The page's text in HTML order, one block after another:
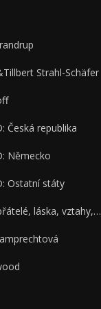
Strahl-Schäfer
Česká republika
Německo
Ostatní státy
láska, vztahy,…